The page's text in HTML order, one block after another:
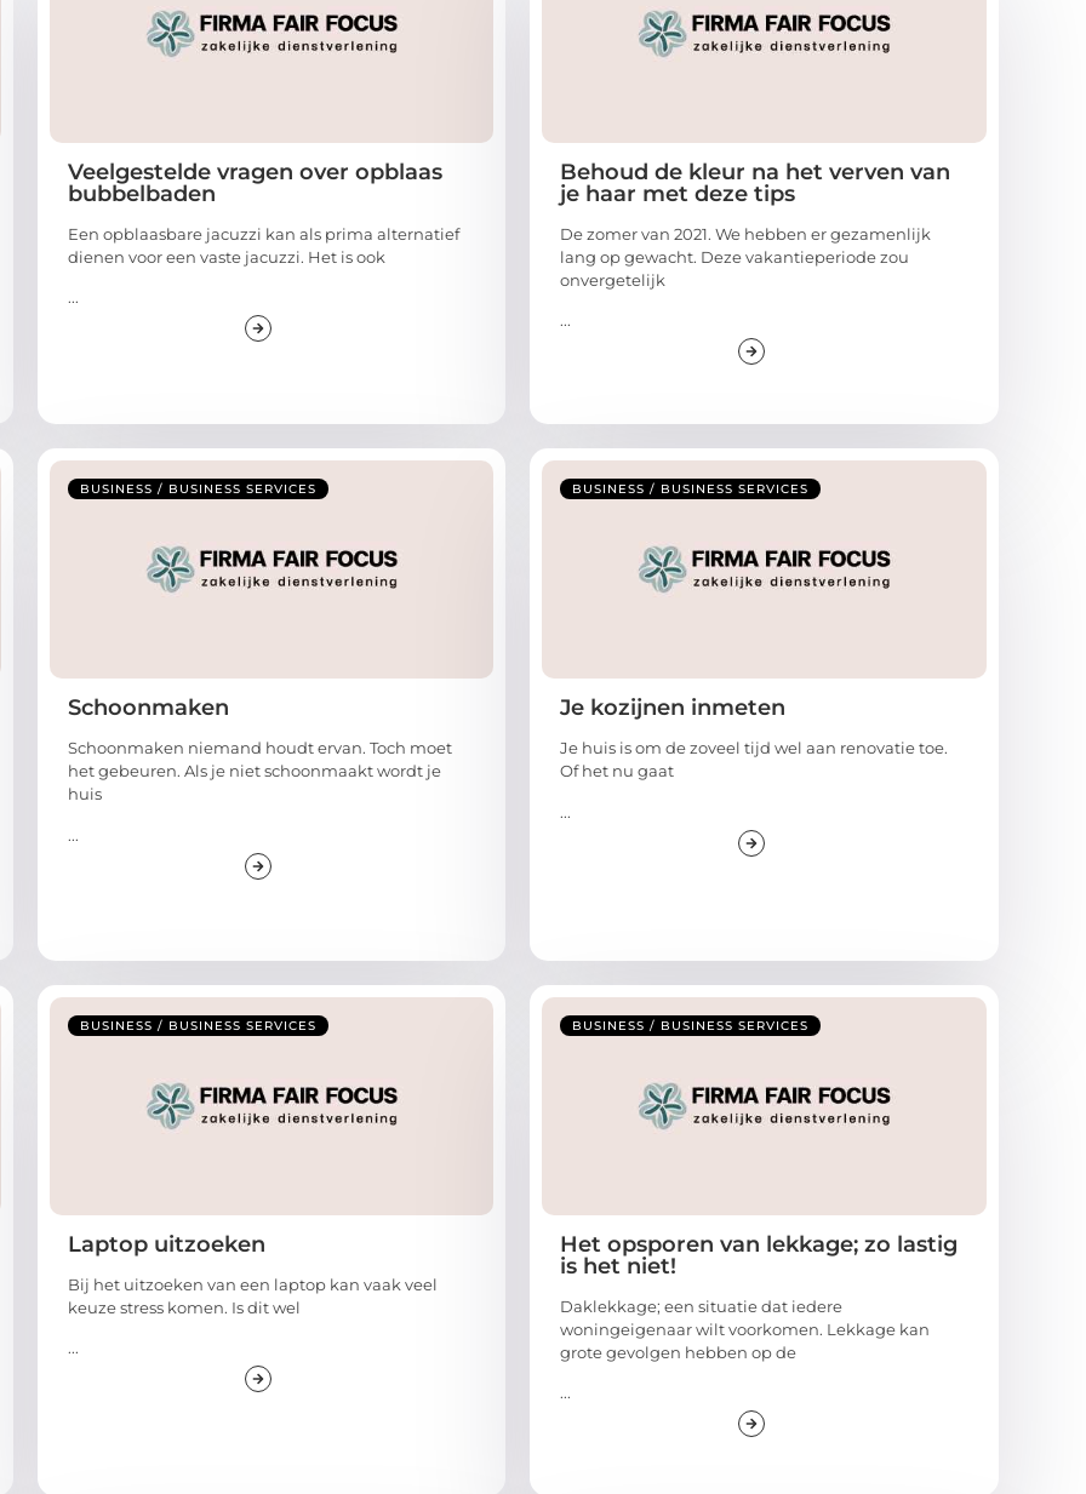
Veelgestelde vragen over opblaas
bubbelbaden
Een opblaasbare jacuzzi kan als prima alternatief
dienen voor een vaste jacuzzi. Het is ook
...
Behoud de kleur na het verven van
je haar met deze tips
De zomer van 2021. We hebben er gezamenlijk
lang op gewacht. Deze vakantieperiode zou
onvergetelijk
...
BUSINESS / BUSINESS SERVICES
Schoonmaken
Schoonmaken niemand houdt ervan. Toch moet
het gebeuren. Als je niet schoonmaakt wordt je
huis
...
BUSINESS / BUSINESS SERVICES
Je kozijnen inmeten
Je huis is om de zoveel tijd wel aan renovatie toe.
Of het nu gaat
...
BUSINESS / BUSINESS SERVICES
Laptop uitzoeken
Bij het uitzoeken van een laptop kan vaak veel
keuze stress komen. Is dit wel
...
BUSINESS / BUSINESS SERVICES
Het opsporen van lekkage; zo lastig
is het niet!
Daklekkage; een situatie dat iedere
woningeigenaar wilt voorkomen. Lekkage kan
grote gevolgen hebben op de
...